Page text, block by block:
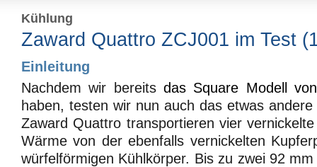
Kühlung
Zaward Quattro ZCJ001 im Test
Einleitung
Nachdem wir bereitsdas Square Modell
haben, testen wir nun auch das etwas
Zaward Quattro transportieren vier
Wärme von der ebenfalls vernickelten
würfelförmigen Kühlkörper. Bis zu zwei 92